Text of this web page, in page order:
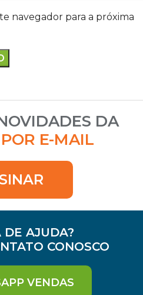
navegador para a próxima
DA
POR E-MAIL
DE AJUDA?
CONOSCO
VENDAS